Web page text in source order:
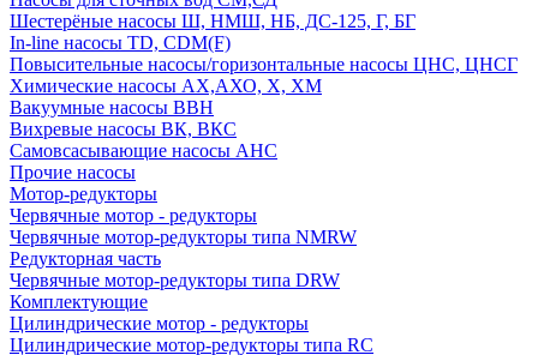
Шестерёные насосы Ш, НМШ, НБ, ДС-125, Г, БГ
In-line насосы TD, CDM(F)
Повысительные насосы/горизонтальные насосы ЦНС, ЦНСГ
Химические насосы АХ,АХО, Х, ХМ
Вакуумные насосы ВВН
Вихревые насосы ВК, ВКС
Самовсасывающие насосы АНС
Прочие насосы
Мотор-редукторы
Червячные мотор - редукторы
Червячные мотор-редукторы типа NMRW
Редукторная часть
Червячные мотор-редукторы типа DRW
Комплектующие
Цилиндрические мотор - редукторы
Цилиндрические мотор-редукторы типа RC